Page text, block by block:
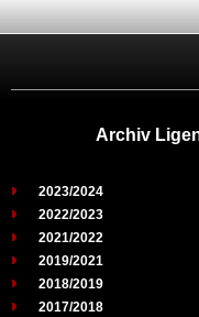
Archiv
2023/2024
2022/2023
2021/2022
2019/2021
2018/2019
2017/2018